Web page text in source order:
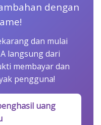
dengan
dan mulai
langsung dari
membayar dan
pengguna!
uang